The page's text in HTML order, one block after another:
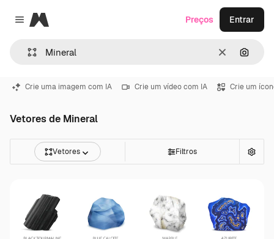
Close menu
Magnific
Limpar
Preços Entrar
Crie uma imagem com IA Crie um vídeo com IA Crie um
Vetores de Mineral
Vetores Filtros